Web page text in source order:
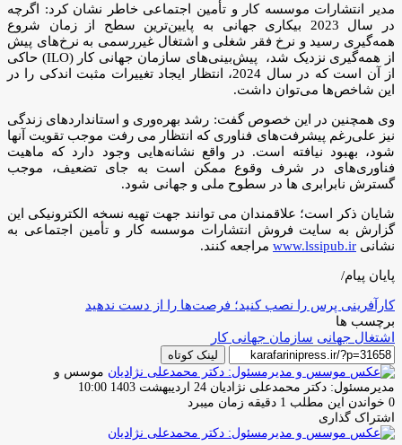
مدیر انتشارات موسسه کار و تأمین اجتماعی خاطر نشان کرد: اگرچه
در سال 2023 بیکاری جهانی به پایین‌ترین سطح از زمان شروع
همه‌گیری رسید و نرخ فقر شغلی و اشتغال غیررسمی به نرخ‌های پیش
از همه‌گیری نزدیک شد، پیش‌بینی‌های سازمان جهانی کار (ILO) حاکی
از آن است که در سال 2024، انتظار ایجاد تغییرات مثبت اندکی را در
این شاخص‌ها می‌توان داشت.
وی همچنین در این خصوص گفت: رشد بهره‌وری و استانداردهای زندگی
نیز علی‌رغم پیشرفت‌های فناوری که انتظار می رفت موجب تقویت آنها
شود، بهبود نیافته است. در واقع نشانه‌هایی وجود دارد که ماهیت
فناوری‌های در شرف وقوع ممکن است به جای تضعیف، موجب
گسترش نابرابری ها در سطوح ملی و جهانی شود.
شایان ذکر است؛ علاقمندان می توانند جهت تهیه نسخه الکترونیکی این
گزارش به سایت فروش انتشارات موسسه کار و تأمین اجتماعی به
نشانی www.lssipub.ir مراجعه کنند.
پایان پیام/
کارآفرینی پرس را نصب کنید؛ فرصت‌ها را از دست ندهید
برچسب ها
اشتغال جهانی سازمان جهانی کار
لینک کوتاه
موسس و
مدیرمسئول: دکتر محمدعلی نژادیان ارسال
ایمیل
24 اردیبهشت 1403 10:00
0 خواندن این مطلب 1 دقیقه زمان میبرد
اشتراک گذاری
فیس
توئیتر
لینکدین
واتس
تلگرام
اشتراک
چاپ